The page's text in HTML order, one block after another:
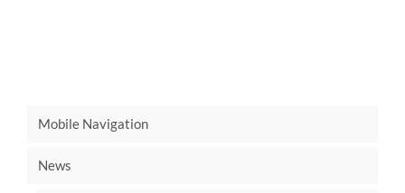
Mobile Navigation
News